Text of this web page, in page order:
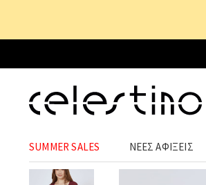
SUMMER SALES ΝΕΕΣ ΑΦΙΞΕΙΣ